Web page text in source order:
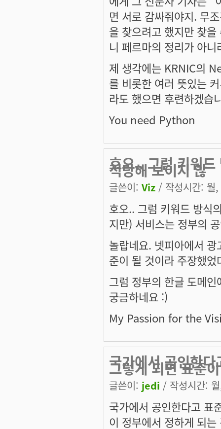
면 서로 감싸줘야지. 무
을 찾으려고 했지만 찾
니 페르마의 정리가 아
제 생각에는 KRNIC의
를 비롯한 여러 뜻있는
라도 했으면 후련하겠습
You need Python
호오.. 그럼 키워
적당해 보이지 않
글쓴이: Viz / 작성시간:
호오.. 그럼 키워드 방식
지만) 서비스는 정부의
놀랍네요. 넷피아에서
준이 될 것이라 주장했
그럼 정부의 한글 도메
궁금하네요 :)
My Passion for the
국가에서 공인한
그렇게 되면 표준이
글쓴이: jedi / 작성시간:
국가에서 공인한다고 표
이 정부에서 정하게 되